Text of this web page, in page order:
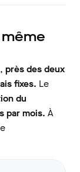
près des deux
fixes. Le
du
par mois. À